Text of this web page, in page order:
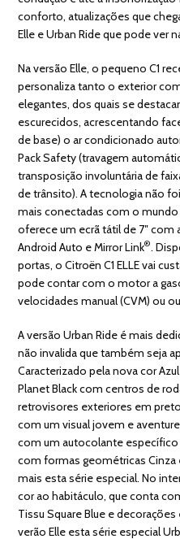
conforto, atualizações que
Elle e Urban Ride que pode ver
Na versão Elle, o pequeno C1
personaliza tanto o exterior
elegantes, dos quais se
escurecidos, acrescentando
de base) o ar condicionado
Pack Safety (travagem
transposição involuntária de
de trânsito). A tecnologia não
mais conectadas com o mundo
oferece um ecrã tátil de 7″ com
Android Auto e Mirror Link®.
portas, o Citroën C1 ELLE vai
pode contar com o motor a
velocidades manual (CVM) ou
A versão Urban Ride é mais
não invalida que também seja
Caracterizado pela nova cor Azul
Planet Black com centros de
retrovisores exteriores em
com um visual jovem e
com um autocolante
com formas geométricas Cinza
mais esta série especial. No
cor ao habitáculo, que conta
Tissu Square Blue e
verão Elle esta série especial